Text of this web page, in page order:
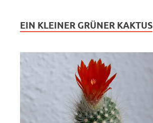
EIN KLEINER GRÜNER KAKTUS